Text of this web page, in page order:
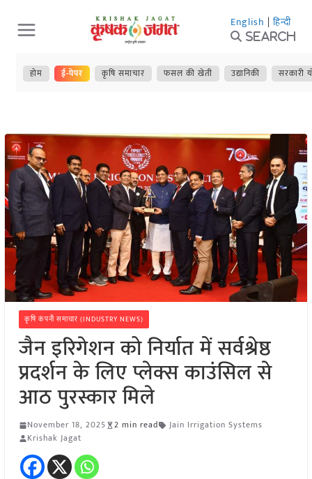
Skip
to
content
English | हिन्दी
Search
होम ई-पेपर कृषि समाचार फसल की खेती उद्यानिकी सरकारी
कृषि कंपनी समाचार (INDUSTRY NEWS)
जैन इरिगेशन को निर्यात में सर्वश्रेष्ठ
प्रदर्शन के लिए प्लेक्स काउंसिल से
आठ पुरस्कार मिले
November 18, 2025 2 min read
Jain Irrigation Systems
Krishak Jagat